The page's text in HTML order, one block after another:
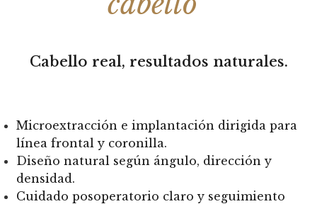
Cabello real, resultados naturales.
Microextracción e implantación dirigida para
línea frontal y coronilla.
Diseño natural según ángulo, dirección y
densidad.
Cuidado posoperatorio claro y seguimiento